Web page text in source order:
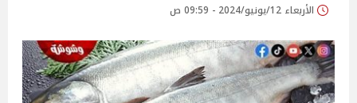
الأربعاء 12/يونيو/2024 - 09:59 ص